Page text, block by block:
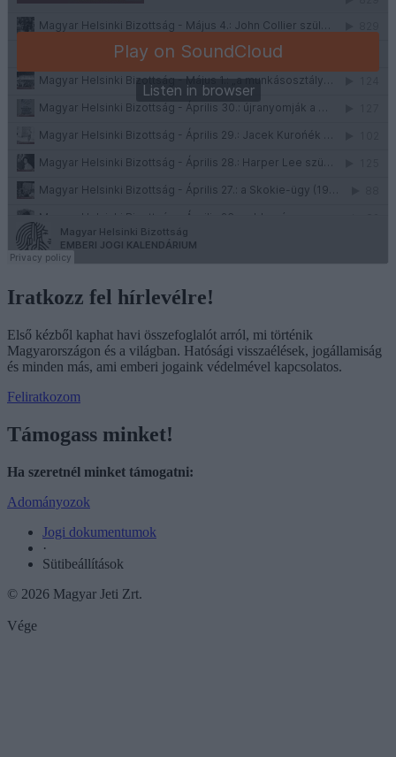
Iratkozz fel hírlevélre!
Első kézből kaphat havi összefoglalót arról, mi történik
Magyarországon és a világban. Hatósági visszaélések, jogállamiság
és minden más, ami emberi jogaink védelmével kapcsolatos.
Feliratkozom
Támogass minket!
Ha szeretnél minket támogatni:
Adományozok
Jogi dokumentumok
·
Sütibeállítások
© 2026 Magyar Jeti Zrt.
Vége